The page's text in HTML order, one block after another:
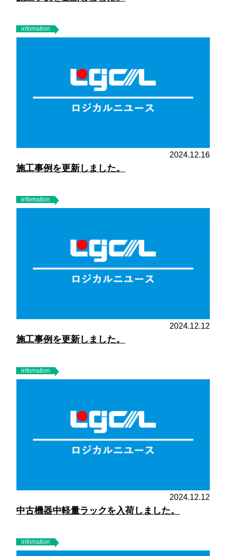
infomation
2024.12.16
施工事例を更新しました。
infomation
2024.12.12
施工事例を更新しました。
infomation
2024.12.12
中古機器中軽量ラックを入荷しました。
infomation